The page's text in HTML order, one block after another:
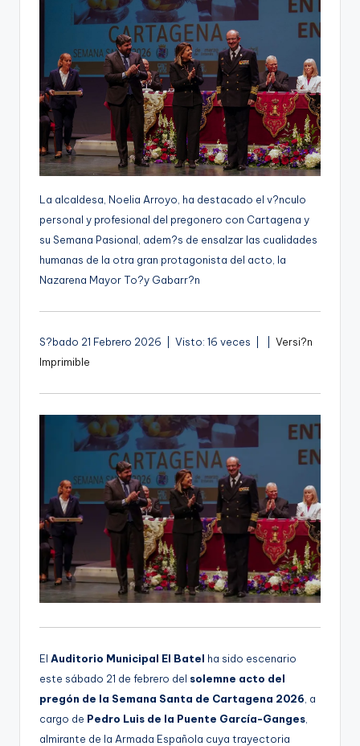
La alcaldesa, Noelia Arroyo, ha destacado el v?nculo
personal y profesional del pregonero con Cartagena y
su Semana Pasional, adem?s de ensalzar las cualidades
humanas de la otra gran protagonista del acto, la
Nazarena Mayor To?y Gabarr?n
S?bado 21 Febrero 2026 | Visto: 16 veces |
Versi?n
Imprimible
El Auditorio Municipal El Batel ha sido escenario
este sábado 21 de febrero del solemne acto del
pregón de la Semana Santa de Cartagena 2026 , a
cargo de Pedro Luis de la Puente García-Ganges
almirante de la Armada Española cuya trayectoria